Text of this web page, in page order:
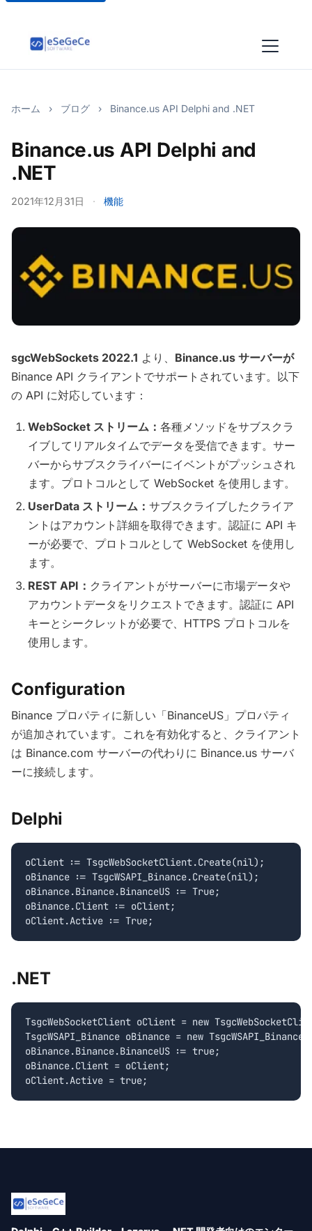
ホーム › ブログ › Binance.us API Delphi and .NET
Binance.us API Delphi and
.NET
2021年12月31日 · 機能
sgcWebSockets 2022.1 より、 Binance.us サーバーが
Binance API クライアントでサポートされています。以下
の API に対応しています：
WebSocket ストリーム： 各種メソッドをサブスクラ
イブしてリアルタイムでデータを受信できます。サー
バーからサブスクライバーにイベントがプッシュされ
ます。プロトコルとして WebSocket を使用します。
UserData ストリーム： サブスクライブしたクライア
ントはアカウント詳細を取得できます。認証に API キ
ーが必要で、プロトコルとして WebSocket を使用し
ます。
REST API： クライアントがサーバーに市場データや
アカウントデータをリクエストできます。認証に API
キーとシークレットが必要で、HTTPS プロトコルを
使用します。
Configuration
Binance プロパティに新しい「BinanceUS」プロパティ
が追加されています。これを有効化すると、クライアント
は Binance.com サーバーの代わりに Binance.us サーバ
ーに接続します。
Delphi
oClient := TsgcWebSocketClient.Create(nil);
oBinance := TsgcWSAPI_Binance.Create(nil);
oBinance.Binance.BinanceUS := True;
oBinance.Client := oClient;
.NET
TsgcWebSocketClient oClient = new
TsgcWSAPI_Binance oBinance = new
oBinance.Binance.BinanceUS := true;
oBinance.Client = oClient;